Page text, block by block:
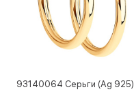
93140064 Серьги (Ag 925)